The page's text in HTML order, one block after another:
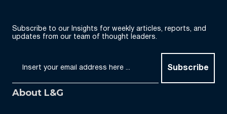
Subscribe to our Insights for weekly articles, reports, and
updates from our team of thought leaders.
Subscribe
About L&G